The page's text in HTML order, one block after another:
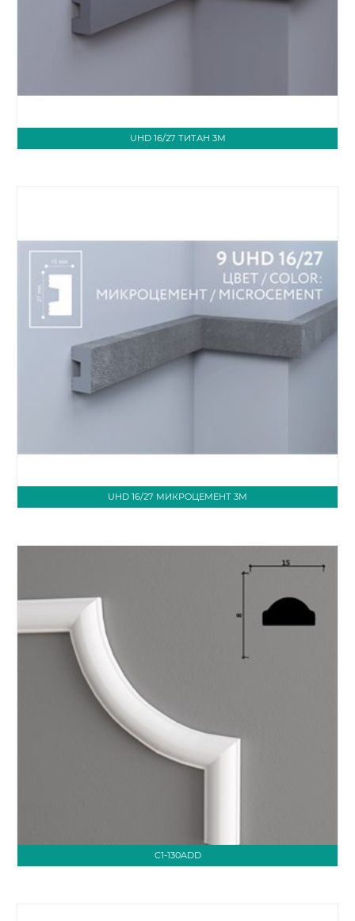
UHD 16/27 ТИТАН 3М
UHD 16/27 МИКРОЦЕМЕНТ 3М
C1-130ADD